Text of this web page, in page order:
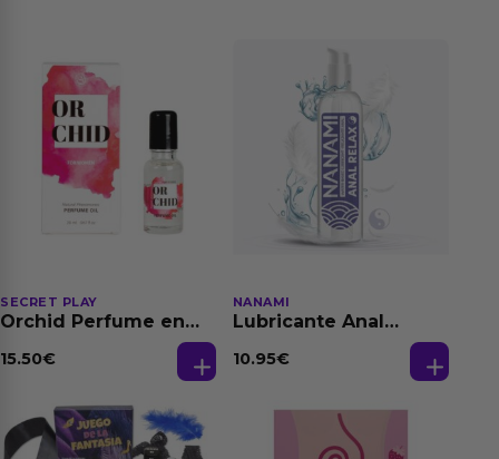
SECRET PLAY
Orchid Perfume en
Feromonas 20 ml
15.50€
NANAMI
Lubricante Anal
Dilatación Base Agua
10.95€